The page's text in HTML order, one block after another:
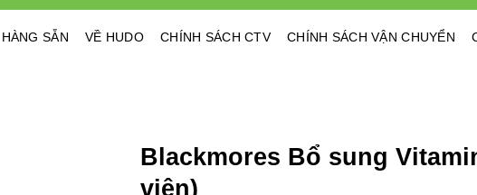
HÀNG SẴN VỀ HUDO CHÍNH SÁCH CTV CHÍNH SÁCH VẬN CHUYỂN
Blackmores Bổ sung Vitamin